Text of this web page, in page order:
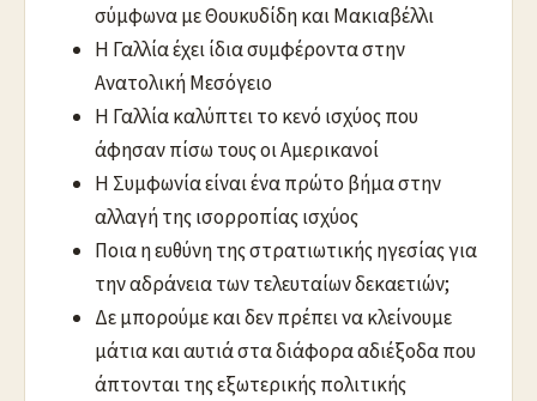
σύμφωνα με Θουκυδίδη και Μακιαβέλλι
Η Γαλλία έχει ίδια συμφέροντα στην
Ανατολική Μεσόγειο
Η Γαλλία καλύπτει το κενό ισχύος που
άφησαν πίσω τους οι Αμερικανοί
Η Συμφωνία είναι ένα πρώτο βήμα στην
αλλαγή της ισορροπίας ισχύος
Ποια η ευθύνη της στρατιωτικής ηγεσίας για
την αδράνεια των τελευταίων δεκαετιών;
Δε μπορούμε και δεν πρέπει να κλείνουμε
μάτια και αυτιά στα διάφορα αδιέξοδα που
άπτονται της εξωτερικής πολιτικής